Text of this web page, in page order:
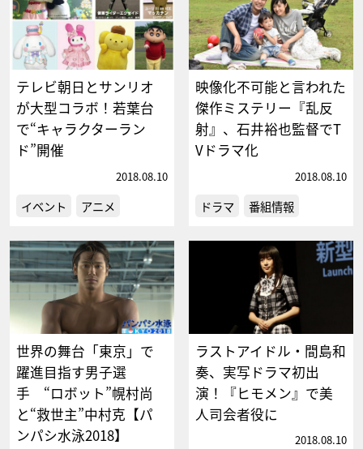
テレビ朝日とサンリオ
が大型コラボ！若葉台
で“キャラクターラン
ド”開催
2018.08.10
イベント アニメ
映像化不可能と言われた
傑作ミステリー『乱反
射』、石井裕也監督でT
Vドラマ化
2018.08.10
ドラマ 番組情報
世界の舞台「東京」で
躍進目指す男子選
手 “ロボット”幌村尚
と“救世主”中村克【パ
ンパシ水泳2018】
ラストアイドル・間島和
奏、実写ドラマ初出
演！『ヒモメン』で美
人司会者役に
2018.08.10